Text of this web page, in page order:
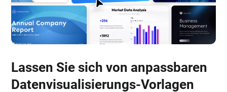
Lassen Sie sich von anpassbaren
Datenvisualisierungs-Vorlagen